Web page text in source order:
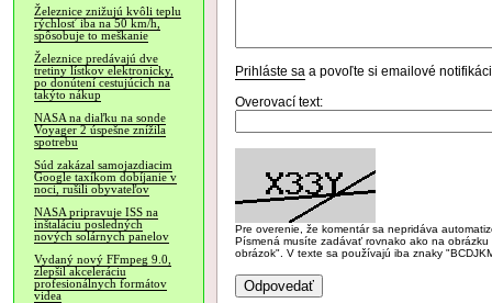
Železnice znižujú kvôli teplu
rýchlosť iba na 50 km/h,
spôsobuje to meškanie
Železnice predávajú dve
tretiny lístkov elektronicky,
po donútení cestujúcich na
takýto nákup
NASA na diaľku na sonde
Voyager 2 úspešne znížila
spotrebu
Súd zakázal samojazdiacim
Google taxíkom dobíjanie v
noci, rušili obyvateľov
NASA pripravuje ISS na
inštaláciu posledných
nových solárnych panelov
Vydaný nový FFmpeg 9.0,
zlepšil akceleráciu
profesionálnych formátov
videa
Prihláste sa a povoľte si emailové
Overovací text:
Pre overenie, že komentár sa nepridáva
Písmená musíte zadávať rovnako ako na
obrázok". V texte sa používajú iba znaky